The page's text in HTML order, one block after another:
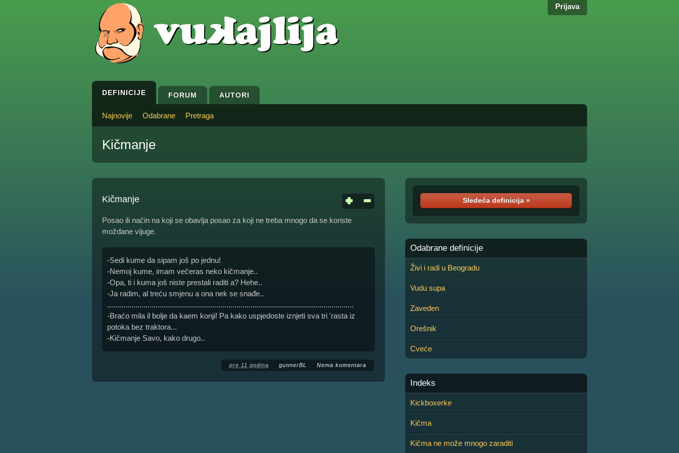
Prijava
DEFINICIJE FORUM AUTORI
Najnovije Odabrane Pretraga
Kičmanje
Kičmanje
Posao ili način na koji se obavlja posao za koji ne treba mnogo da se koriste
moždane vijuge.
-Sedi kume da sipam još po jednu!
-Nemoj kume, imam večeras neko kičmanje..
-Opa, ti i kuma još niste prestali raditi a? Hehe..
-Ja radim, al treću smjenu a ona nek se snađe..
..........................................................................................................................
-Braćo mila il bolje da kaem konji! Pa kako uspjedoste iznjeti sva tri 'rasta iz
potoka bez traktora...
-Kičmanje Savo, kako drugo..
pre 11 godina gunnerBL Nema komentara
Sledeća definicija »
Odabrane definicije
Živi i radi u Beogradu
Vudu supa
Zaveden
Orešnik
Cveće
Indeks
Kickboxerke
Kičma
Kičma ne može mnogo zaraditi